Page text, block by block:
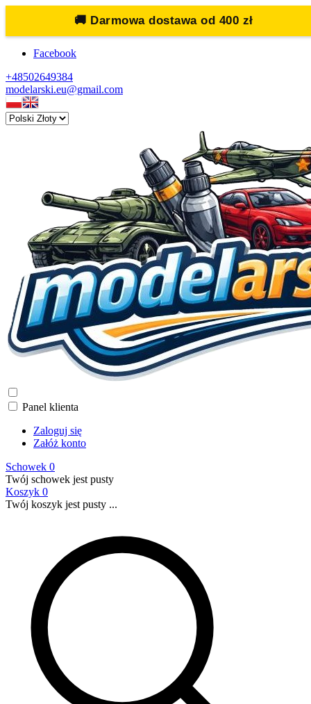
🚚 Darmowa dostawa od 400 zł
Facebook
+48502649384
modelarski.eu@gmail.com
Panel klienta
Zaloguj się
Załóż konto
Schowek 0
Twój schowek jest pusty
Koszyk 0
Twój koszyk jest pusty ...